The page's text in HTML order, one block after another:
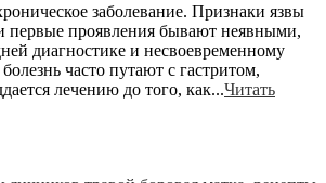
заболевание. Признаки язвы
первые проявления бывают неявными,
диагностике и несвоевременному
часто путают с гастритом,
лечению до того, как...Читать